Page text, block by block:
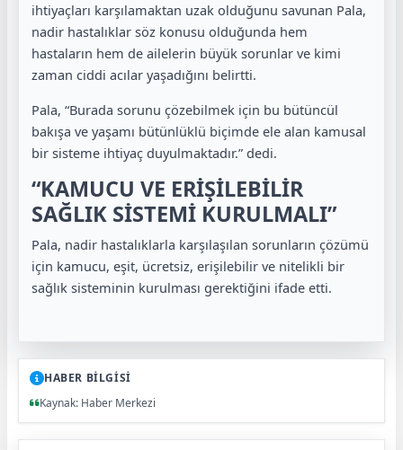
ihtiyaçları karşılamaktan uzak olduğunu savunan Pala,
nadir hastalıklar söz konusu olduğunda hem
hastaların hem de ailelerin büyük sorunlar ve kimi
zaman ciddi acılar yaşadığını belirtti.
Pala, “Burada sorunu çözebilmek için bu bütüncül
bakışa ve yaşamı bütünlüklü biçimde ele alan kamusal
bir sisteme ihtiyaç duyulmaktadır.” dedi.
“KAMUCU VE ERİŞİLEBİLİR
SAĞLIK SİSTEMİ KURULMALI”
Pala, nadir hastalıklarla karşılaşılan sorunların çözümü
için kamucu, eşit, ücretsiz, erişilebilir ve nitelikli bir
sağlık sisteminin kurulması gerektiğini ifade etti.
HABER BİLGİSİ
Kaynak: Haber Merkezi